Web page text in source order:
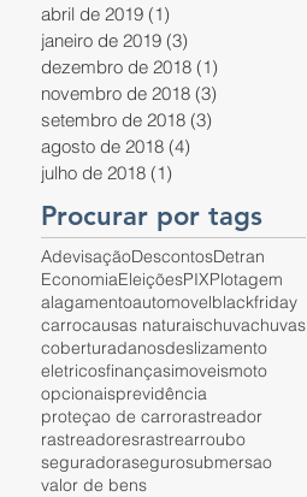
abril de 2019 (1)
janeiro de 2019 (3)
dezembro de 2018 (1)
novembro de 2018 (3)
setembro de 2018 (3)
agosto de 2018 (4)
julho de 2018 (1)
Procurar por tags
AdevisaçãoDescontosDetran
EconomiaEleiçõesPIXPlotagem
alagamentoautomovelblackfriday
carrocausas naturaischuvachuvas
coberturadanosdeslizamento
eletricosfinançasimoveismoto
opcionaisprevidência
proteçao de carrorastreador
rastreadoresrastrearroubo
seguradorasegurosubmersao
valor de bens